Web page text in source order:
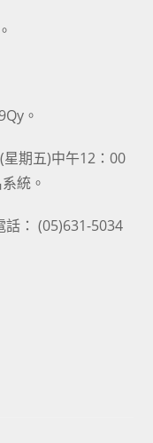
。
期五)中午12：00
統。
話： (05)631-5034